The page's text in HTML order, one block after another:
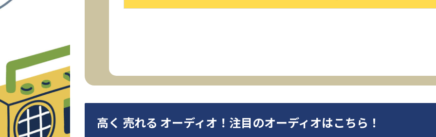
高く 売れる オーディオ！注目のオーディオはこちら！